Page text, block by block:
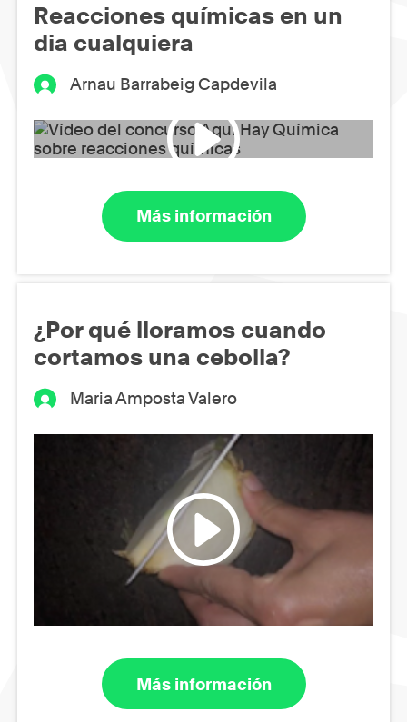
Reacciones químicas en un
dia cualquiera
Arnau Barrabeig Capdevila
Más información
¿Por qué lloramos cuando
cortamos una cebolla?
Maria Amposta Valero
Más información